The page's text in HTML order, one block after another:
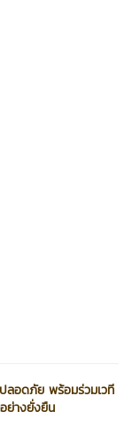
ลอดภัย พร้อมร่วมเวที
ย่างยั่งยืน